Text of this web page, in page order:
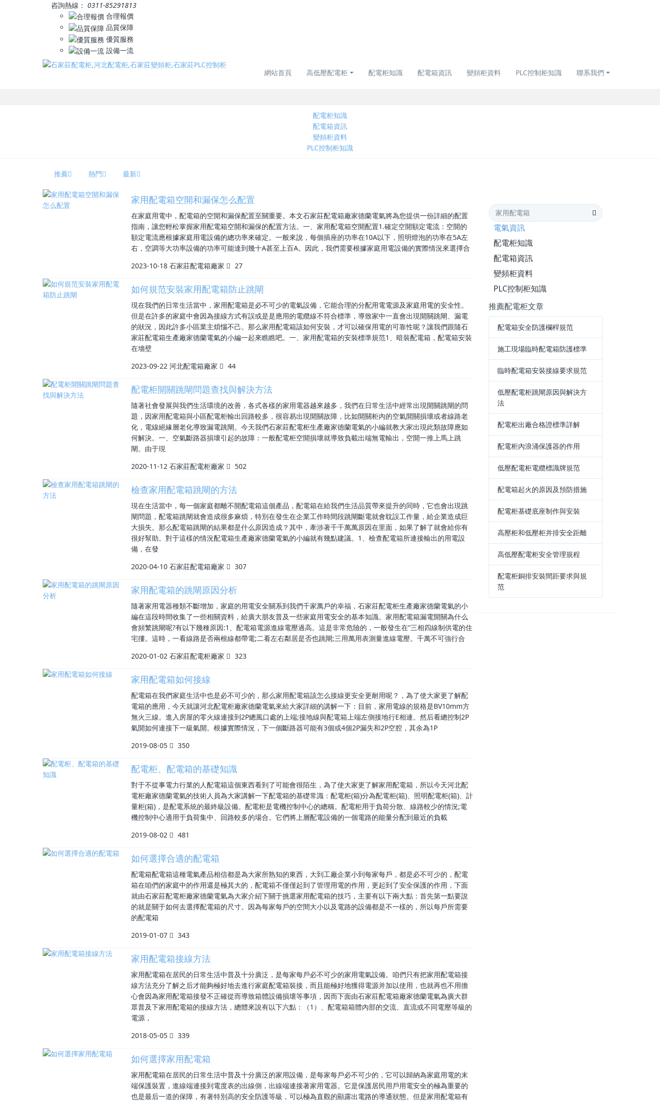
咨詢熱線： 0311-85291813
合理報價
品質保障
優質服務
設備一流
網站首頁 高低壓配電柜 配電柜知識 配電箱資訊 變頻柜資料 PLC控制柜知識 聯系我們
配電柜知識
配電箱資訊
變頻柜資料
PLC控制柜知識
推薦 熱門 最新
家用配電箱空開和漏保怎么配置
在家庭用電中，配電箱的空開和漏保配置至關重要。本文石家莊配電箱廠家德蘭電氣將為您提供一份詳細的配置
指南，讓您輕松掌握家用配電箱空開和漏保的配置方法。一、家用配電箱空開配置1.確定空開額定電流：空開的
額定電流應根據家庭用電設備的總功率來確定。一般來說，每個插座的功率在10A以下，照明燈泡的功率在5A左
右，空調等大功率設備的功率可能達到幾十A甚至上百A。因此，我們需要根據家庭用電設備的實際情況來選擇合
2023-10-18 石家莊配電箱廠家 27
如何規范安裝家用配電箱防止跳閘
現在我們的日常生活當中，家用配電箱是必不可少的電氣設備，它能合理的分配用電電源及家庭用電的安全性。
但是在許多的家庭中會因為接線方式有誤或是是應用的電纜線不符合標準，導致家中一直會出現開關跳閘、漏電
的狀況，因此許多小區業主煩惱不己。那么家用配電箱該如何安裝，才可以確保用電的可靠性呢？讓我們跟隨石
家莊配電箱生產廠家德蘭電氣的小編一起來瞧瞧吧。一、家用配電箱的安裝標準規范1、暗裝配電箱，配電箱安裝
在墻壁
2023-09-22 河北配電箱廠家 44
配電柜開關跳閘問題查找與解決方法
隨著社會發展與我們生活環境的改善，各式各樣的家用電器越來越多，我們在日常生活中經常出現開關跳閘的問
題，因家用配電箱與小區配電柜輸出回路較多，很容易出現開關故障，比如開關柜內的空氣開關損壞或者線路老
化，電線絕緣層老化導致漏電跳閘。今天我們石家莊配電柜生產廠家德蘭電氣的小編就教大家出現此類故障應如
何解決。一、空氣斷路器損壞引起的故障：一般配電柜空開損壞就導致負載出端無電輸出，空開一推上馬上跳
閘。由于現
2020-11-12 石家莊配電柜廠家 502
檢查家用配電箱跳閘的方法
現在生活當中，每一個家庭都離不開配電箱這個產品，配電箱在給我們生活品質帶來提升的同時，它也會出現跳
閘問題，配電箱跳閘就會造成很多麻煩，特別在發生在企業工作時間段跳閘斷電就會耽誤工作量，給企業造成巨
大損失。那么配電箱跳閘的結果都是什么原因造成？其中，牽涉著千千萬萬原因在里面，如果了解了就會給你有
很好幫助。對于這樣的情況配電箱生產廠家德蘭電氣的小編就有幾點建議。1、檢查配電箱所連接輸出的用電設
備，在發
2020-04-10 石家莊配電箱廠家 307
家用配電箱的跳閘原因分析
隨著家用電器種類不斷增加，家庭的用電安全關系到我們千家萬戶的幸福，石家莊配電柜生產廠家德蘭電氣的小
編在這段時間收集了一些相關資料，給廣大朋友普及一些家庭用電安全的基本知識。家用配電箱漏電開關為什么
會頻繁跳閘呢?有以下幾種原因:1、配電箱電源進線電壓過高。這是非常危險的，一般發生在“三相四線制供電的住
宅摟。這時，一看線路是否兩根線都帶電;二看左右鄰居是否也跳閘;三用萬用表測量進線電壓。千萬不可強行合
2020-01-02 石家莊配電柜廠家 323
家用配電箱如何接線
配電箱在我們家庭生活中也是必不可少的，那么家用配電箱該怎么接線更安全更耐用呢？，為了使大家更了解配
電箱的應用，今天就讓河北配電柜廠家德蘭電氣來給大家詳細的講解一下：目前，家用電線的規格是BV10mm方
無火三線。進入房屋的零火線連接到2P總風口處的上端;接地線與配電箱上端左側接地行E相連。然后看總控制2P
氣開如何連接下一級氣開。根據實際情況，下一個斷路器可能有3個或4個2P漏失和2P空腔，其余為1P
2019-08-05
350
配電柜、配電箱的基礎知識
對于不從事電力行業的人配電箱這個東西看到了可能會很陌生，為了使大家更了解家用配電箱，所以今天河北配
電柜廠家德蘭電氣的技術人員為大家講解一下配電箱的基礎常識：配電柜(箱)分為配電柜(箱)、照明配電柜(箱)、計
量柜(箱)，是配電系統的最終級設備。配電柜是電機控制中心的總稱。配電柜用于負荷分散、線路較少的情況;電
機控制中心適用于負荷集中、回路較多的場合。它們將上層配電設備的一個電路的能量分配到最近的負載
2019-08-02
481
如何選擇合適的配電箱
配電箱配電箱這種電氣產品相信都是為大家所熟知的東西，大到工廠企業小到每家每戶，都是必不可少的，配電
箱在咱們的家庭中的作用還是極其大的，配電箱不僅僅起到了管理用電的作用，更起到了安全保護的作用，下面
就由石家莊配電柜廠家德蘭電氣為大家介紹下關于挑選家用配電箱的技巧，主要有以下兩大點：首先第一點要說
的就是關于如何去選擇配電箱的尺寸。因為每家每戶的空間大小以及電路的設備都是不一樣的，所以每戶所需要
的配電箱
2019-01-07
343
家用配電箱接線方法
家用配電箱在居民的日常生活中普及十分廣泛，是每家每戶必不可少的家用電氣設備。咱們只有把家用配電箱接
線方法充分了解之后才能夠極好地去進行家庭配電箱裝接，而且能極好地獲得電源并加以使用，也就再也不用擔
心會因為家用配電箱接發不正確從而導致箱體設備損壞等事項，因而下面由石家莊配電箱廠家德蘭電氣為廣大群
眾普及下家用配電箱的接線方法，總體來說有以下六點：（1）、配電箱箱體內部的交流、直流或不同電壓等級的
電源，
2018-05-05
339
如何選擇家用配電箱
家用配電箱在居民的日常生活中普及十分廣泛的家用設備，是每家每戶必不可少的，它可以歸納為家庭用電的末
端保護裝置，進線端連接到電度表的出線側，出線端連接著家用電器。它是保護居民用戶用電安全的極為重要的
也是最后一道的保障，有著特別高的安全防護等級，可以極為直觀的顯露出電路的導通狀態。但是家用配電箱有
電氣資訊
配電柜知識
配電箱資訊
變頻柜資料
PLC控制柜知識
推薦配電柜文章
配電箱安全防護欄桿規范
施工現場臨時配電箱防護標準
臨時配電箱安裝接線要求規范
低壓配電柜跳閘原因與解決方
法
配電柜出廠合格證標準詳解
配電柜內浪涌保護器的作用
低壓配電柜電纜標識牌規范
配電箱起火的原因及預防措施
配電柜基礎底座制作與安裝
高壓柜和低壓柜并排安全距離
高低壓配電柜安全管理規程
配電柜銅排安裝間距要求與規
范